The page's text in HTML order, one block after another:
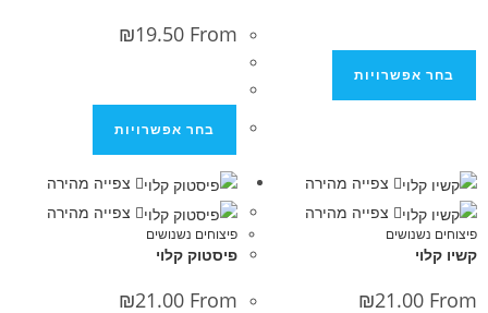
₪19.50
בחר אפשרויות
צפייה מהירה
צפייה מהירה
₪
צפייה מהירה
צפייה מהירה
פיצוחים נשנושים
פיסטוק קלוי
₪21.00